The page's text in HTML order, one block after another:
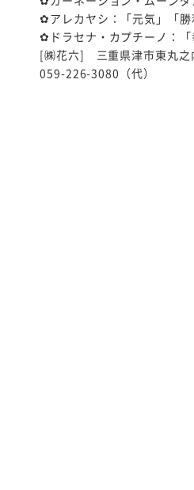
✿アレカヤシ：「元気」「勝
✿ドラセナ・カプチーノ：「
[㈱花六] 三重県津市東丸之
059-226-3080（代）